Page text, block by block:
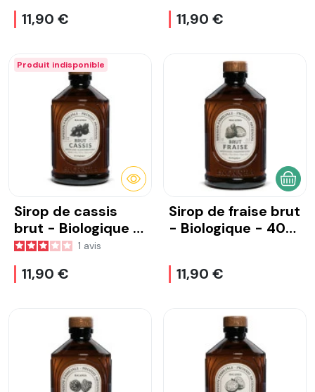
11,90 €
11,90 €
Produit indisponible
Sirop de cassis
brut - Biologique -
400 ml
1 avis
11,90 €
DÉTAILS
Sirop de fraise brut
- Biologique - 400
11,90 €